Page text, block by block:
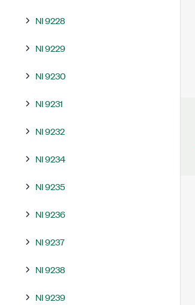
NI 9228
NI 9229
NI 9230
NI 9231
NI 9232
NI 9234
NI 9235
NI 9236
NI 9237
NI 9238
NI 9239